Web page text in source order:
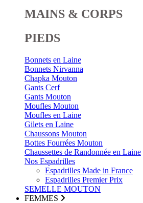
MAINS & CORPS
PIEDS
Bonnets en Laine
Bonnets Nirvanna
Chapka Mouton
Gants Cerf
Gants Mouton
Moufles Mouton
Moufles en Laine
Gilets en Laine
Chaussons Mouton
Bottes Fourrées Mouton
Chaussettes de Randonnée en Laine
Nos Espadrilles
Espadrilles Made in France
Espadrilles Premier Prix
SEMELLE MOUTON
FEMMES